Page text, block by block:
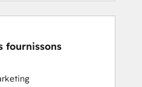
fournissons